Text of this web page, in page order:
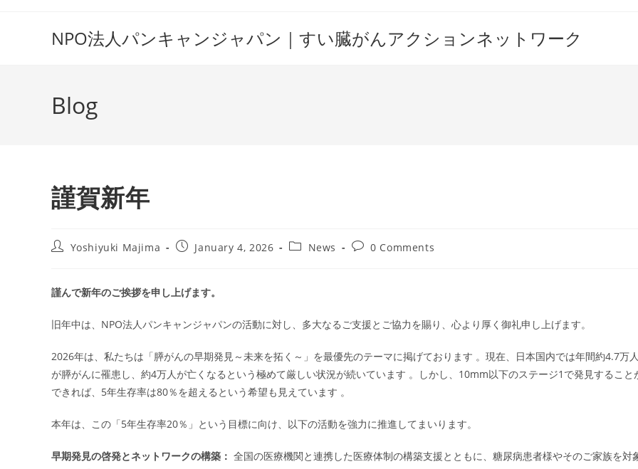
NPO法人パンキャンジャパン｜すい臓がんアクションネットワーク
Blog
謹賀新年
PostYoshiyuki Majima
PostJanuary 4, 2026
PostNews
Post0 Comments
謹んで新年のご挨拶を申し上げます。
旧年中は、NPO法人パンキャンジャパンの活動に対し、多大なるご支援とご協力を賜り、心より厚く御礼申し上げます。
2026年は、私たちは「膵がんの早期発見～未来を拓く～」を最優先のテーマに掲げております 。現在、日本国内では年間約4.7万
が膵がんに罹患し、約4万人が亡くなるという極めて厳しい状況が続いています 。しかし、10mm以下のステージ1で発見すること
できれば、5年生存率は80％を超えるという希望も見えています 。
本年は、この「5年生存率20％」という目標に向け、以下の活動を強力に推進してまいります。
早期発見の啓発とネットワークの構築： 全国の医療機関と連携した医療体制の構築支援とともに、糖尿病患者様やそのご家族を対